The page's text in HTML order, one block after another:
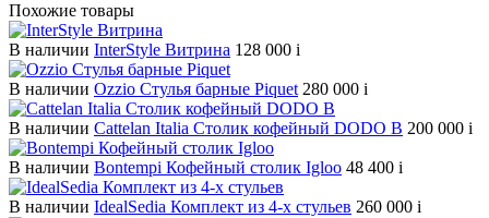
Похожие товары
В наличии InterStyle Витрина 128 000 i
В наличии Ozzio Стулья барные Piquet 280 000 i
В наличии Cattelan Italia Столик кофейный DODO B 200 000 i
В наличии Bontempi Кофейный столик Igloo 48 400 i
В наличии IdealSedia Комплект из 4-х стульев 260 000 i